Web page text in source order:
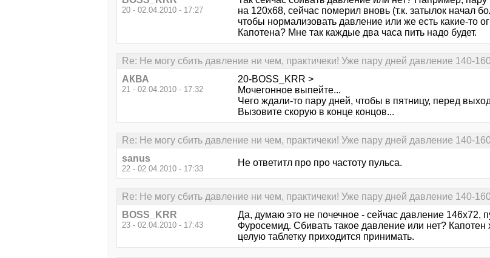
20 - 02.04.2010 - 17:27
на 120х68, сейчас померил вновь (т.к. затылок начал
чтобы нормализовать давление или же есть какие-то
Капотена? Мне так каждые два часа пить надо будет.
Re: Не могу сбить давление ни чем, практичеки! Уже пару дней давление 140-
АКВА
21 - 02.04.2010 - 17:32
20-BOSS_KRR >
Мочегонное выпейте...
Чего ждали-то пару дней, чтобы в пятницу, перед
Вызовите скорую в конце концов...
Re: Не могу сбить давление ни чем, практичеки! Уже пару дней давление 140-
sanus
22 - 02.04.2010 - 17:33
Не ответитл про про частоту пульса.
Re: Не могу сбить давление ни чем, практичеки! Уже пару дней давление 140-
BOSS_KRR
23 - 02.04.2010 - 17:43
Да, думаю это не почечное - сейчас давление 146х72,
Фуросемид. Сбивать такое давление или нет?
целую таблетку приходится принимать.